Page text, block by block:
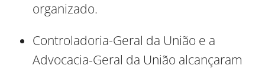
organizado.
Controladoria-Geral da União e a
Advocacia-Geral da União alcançaram